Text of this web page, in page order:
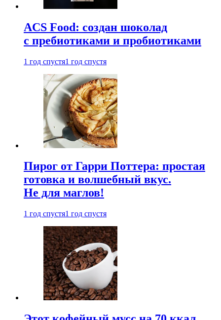
ACS Food: создан шоколад
с пребиотиками и пробиотиками
1 год спустя1 год спустя
Пирог от Гарри Поттера: простая
готовка и волшебный вкус.
Не для маглов!
1 год спустя1 год спустя